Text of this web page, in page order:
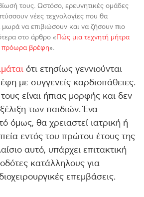
τους. Ωστόσο, ερευνητικές ομάδες
νέες τεχνολογίες που θα
να επιβιώσουν και να ζήσουν πιο
στο άρθρο «Πώς μια τεχνητή μήτρα
πρόωρα βρέφη».
ότι ετησίως γεννιούνται
με συγγενείς καρδιοπάθειες.
είναι ήπιας μορφής και δεν
των παιδιών. Ένα
όμως, θα χρειαστεί ιατρική ή
εντός του πρώτου έτους της
αυτό, υπάρχει επιτακτική
κατάλληλους για
επεμβάσεις.